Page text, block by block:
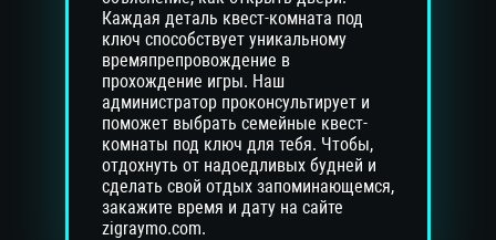
Каждая деталь квест-комната под
ключ способствует уникальному
времяпрепровождение в
прохождение игры. Наш
администратор проконсультирует и
поможет выбрать семейные квест-
комнаты под ключ для тебя. Чтобы,
отдохнуть от надоедливых будней и
сделать свой отдых запоминающемся,
закажите время и дату на сайте
zigraymo.com.